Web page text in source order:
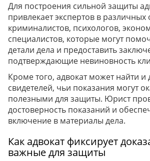
Для построения сильной защиты
привлекает экспертов в различных
криминалистов, психологов,
специалистов, которые могут
детали дела и предоставить
подтверждающие невиновность
Кроме того, адвокат может найти и
свидетелей, чьи показания могут
полезными для защиты. Юрист
достоверность показаний и
включение в материалы дела.
Как адвокат фиксирует
важные для защиты